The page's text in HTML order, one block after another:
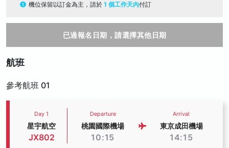
機位保留以訂金為主，請於 1 個工作天內付訂
已過報名日期，請選擇其他日期
航班
參考航班 01
Day 1
星宇航空
JX802
Departure
桃園國際機場
10:15
Arrival
東京成田機場
14:15